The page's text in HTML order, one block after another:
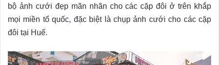
bộ ảnh cưới đẹp mãn nhãn cho các cặp đôi ở trên khắp
mọi miền tổ quốc, đặc biệt là chụp ảnh cưới cho các cặp
đôi tại Huế.